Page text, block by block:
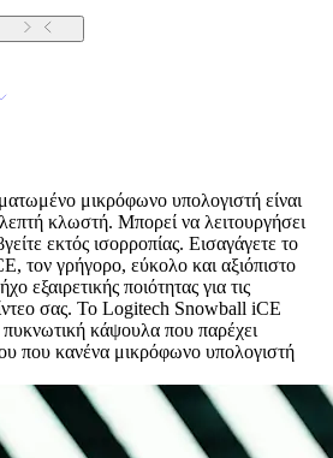
μικρόφωνο υπολογιστή είναι
κλωστή. Μπορεί να λειτουργήσει
εκτός ισορροπίας. Εισαγάγετε το
τον γρήγορο, εύκολο και αξιόπιστο
εξαιρετικής ποιότητας για τις
σας. Το Logitech Snowball iCE
κάψουλα που παρέχει
που κανένα μικρόφωνο υπολογιστή